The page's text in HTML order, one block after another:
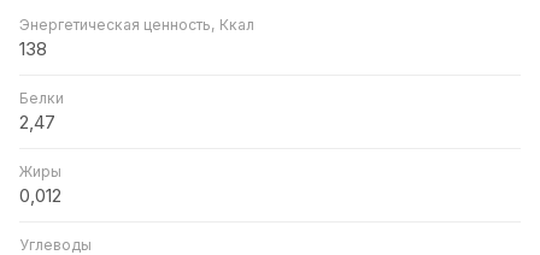
Энергетическая ценность, Ккал
138
Белки
2,47
Жиры
0,012
Углеводы